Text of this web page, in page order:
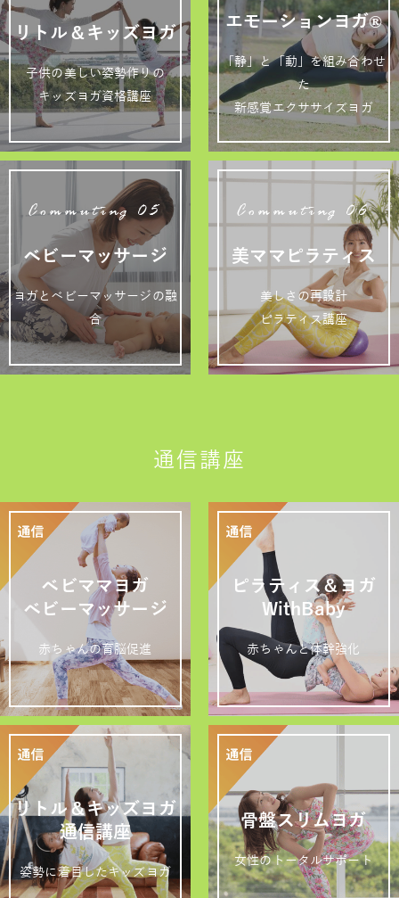
リトル＆キッズヨガ
子供の美しい姿勢作りの
キッズヨガ資格講座
エモーションヨガ®
「静」と「動」を組み合わせ
た
新感覚エクササイズヨガ
Commuting 05
ベビーマッサージ
ヨガとベビーマッサージの融
合
Commuting 06
美ママピラティス
美しさの再設計
ピラティス講座
通信講座
ベビママヨガ
ベビーマッサージ
赤ちゃんの育脳促進
ピラティス＆ヨガ
WithBaby
赤ちゃんと体幹強化
リトル＆キッズヨガ
通信講座
姿勢に着目したキッズヨガ
骨盤スリムヨガ
女性のトータルサポート